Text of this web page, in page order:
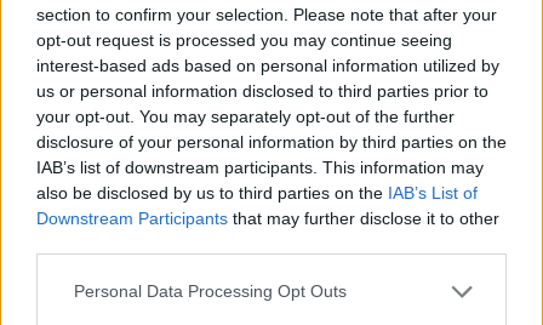
section to confirm your selection. Please note that after your
opt-out request is processed you may continue seeing
interest-based ads based on personal information utilized by
us or personal information disclosed to third parties prior to
your opt-out. You may separately opt-out of the further
disclosure of your personal information by third parties on the
IAB’s list of downstream participants. This information may
also be disclosed by us to third parties on the IAB’s List of
Downstream Participants that may further disclose it to other
Personal Data Processing Opt Outs
Nordafricani in Puglia
Mantovano si dimette
31/03/2011
Gianfranco chiama Mantovano,